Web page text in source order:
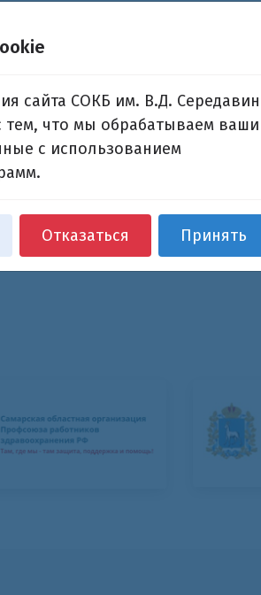
сайта СОКБ им. В.Д.
тем, что мы обрабатываем ваши
с использованием
Отказаться Принять